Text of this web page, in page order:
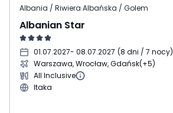
Albania / Riwiera Albańska / Golem
Albanian Star
01.07.2027- 08.07.2027 (8 dni / 7 nocy)
Warszawa, Wrocław, Gdańsk(+5)
All Inclusive
Itaka